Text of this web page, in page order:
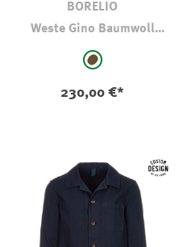
BORELIO
Weste Gino Baumwoll
auswählen
braun
230,00 €*